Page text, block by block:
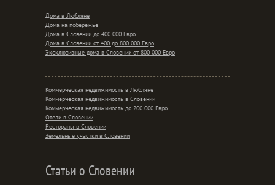
Дома в Любляне
Дома на побережье
Дома в Словении до 400 000 Евро
Дома в Словении от 400 до 800 000 Евро
Эксклюзивные дома в Словении от 800 000 Евро
Коммерческая недвижимость в Любляне
Коммерческая недвижимость в Словении
Коммерческая недвижимость до 200 000 Евро
Отели в Словении
Рестораны в Словении
Земельные участки в Словении
Статьи о Словении